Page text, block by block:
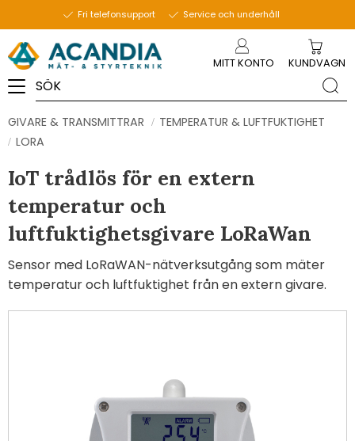
Fri telefonsupport Service och underhåll
MITT KONTO KUNDVAGN
GIVARE & TRANSMITTRAR
TEMPERATUR & LUFTFUKTIGHET
LORA
IoT trådlös för en extern
temperatur och
luftfuktighetsgivare LoRaWan
Sensor med LoRaWAN-nätverksutgång som mäter
temperatur och luftfuktighet från en extern givare.